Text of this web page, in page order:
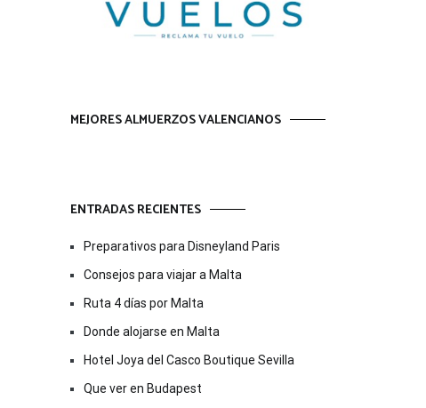
MEJORES ALMUERZOS VALENCIANOS
ENTRADAS RECIENTES
Preparativos para Disneyland Paris
Consejos para viajar a Malta
Ruta 4 días por Malta
Donde alojarse en Malta
Hotel Joya del Casco Boutique Sevilla
Que ver en Budapest